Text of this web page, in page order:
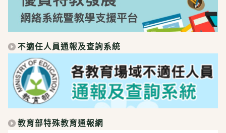
不適任人員通報及查詢系統
教育部特殊教育通報網